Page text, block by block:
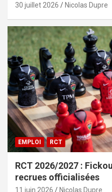
30 juillet 2026 Nicolas Dupre
EMPLOI RCT
RCT 2026/2027 :
recrues officialisées
11 juin 2026 Nicolas Dupre